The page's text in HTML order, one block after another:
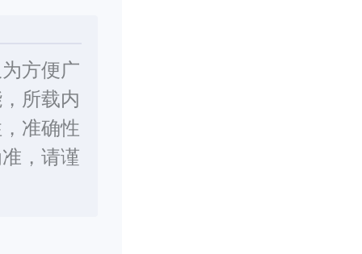
方便广
所载内
准确性
，请谨